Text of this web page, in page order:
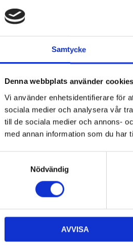
Samtycke
Denna webbplats använder cookies
Vi använder enhetsidentifierare för
sociala medier och analysera vår
till de sociala medier och annons-
med annan information som du har
Nödvändig
AVVISA
varumärke
Add to favorites